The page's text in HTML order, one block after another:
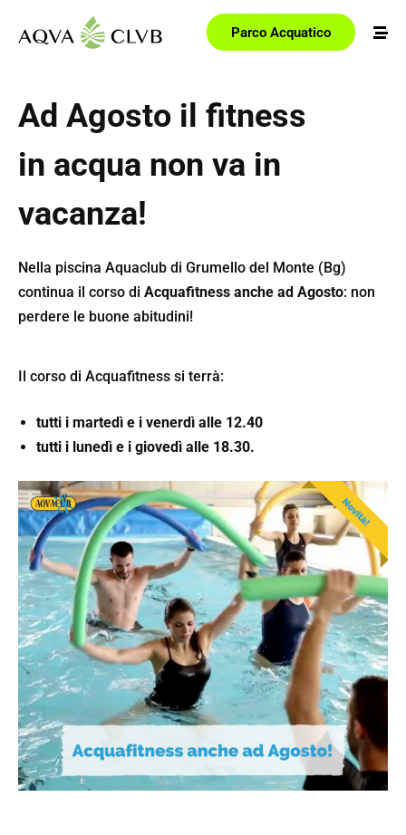
Parco Acquatico
Ad Agosto il fitness
in acqua non va in
vacanza!
Nella piscina Aquaclub di Grumello del Monte (Bg)
continua il corso di Acquafitness anche ad Agosto: non
perdere le buone abitudini!
Il corso di Acquafitness si terrà:
tutti i martedì e i venerdì alle 12.40
tutti i lunedì e i giovedì alle 18.30.